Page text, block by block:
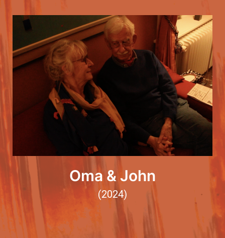
Oma & John
(2024)